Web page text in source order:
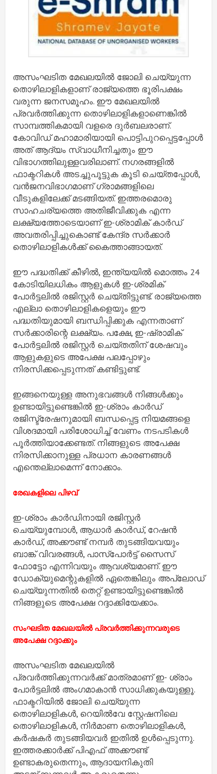
അസംഘടിത മേഖലയിൽ ജോലി ചെയ്യുന്ന
തൊഴിലാളികളാണ് രാജ്യത്തെ ഭൂരിപക്ഷം
വരുന്ന ജനസമൂഹം. ഈ മേഖലയിൽ
പ്രവർത്തിക്കുന്ന തൊഴിലാളികളാണെങ്കിൽ
സാമ്പത്തികമായി വളരെ ദുർബലരാണ്.
കോവിഡ് മഹാമാരിയായി പൊട്ടിപുറപ്പെട്ടപ്പോൾ
അത് ആദ്യം സ്വാധീനിച്ചതും ഈ
വിഭാഗത്തിലുള്ളവരിലാണ്. നഗരങ്ങളിൽ
ഫാക്ടറികൾ അടച്ചുപൂട്ടുക കൂടി ചെയ്തപ്പോൾ,
വൻജനവിഭാഗമാണ് ഗ്രാമങ്ങളിലെ
വീടുകളിലേക്ക് മടങ്ങിയത്. ഇത്തരമൊരു
സാഹചര്യത്തെ അതിജീവിക്കുക എന്ന
ലക്ഷ്യത്തോടെയാണ് ഇ-ശ്രാമിക് കാർഡ്
അവതരിപ്പിച്ചുകൊണ്ട് കേന്ദ്ര സർക്കാർ
തൊഴിലാളികൾക്ക് കൈത്താങ്ങായത്.
ഈ പദ്ധതിക്ക് കീഴിൽ, ഇന്ത്യയിൽ മൊത്തം 24
കോടിയിലധികം ആളുകൾ ഇ-ശ്രമിക്
പോർട്ടലിൽ രജിസ്റ്റർ ചെയ്തിട്ടുണ്ട്. രാജ്യത്തെ
എല്ലാ തൊഴിലാളികളെയും ഈ
പദ്ധതിയുമായി ബന്ധിപ്പിക്കുക എന്നതാണ്
സർക്കാരിന്റെ ലക്ഷ്യം. പക്ഷേ, ഇ-ഷ്രാമിക്
പോർട്ടലിൽ രജിസ്റ്റർ ചെയ്തതിന് ശേഷവും
ആളുകളുടെ അപേക്ഷ പലപ്പോഴും
നിരസിക്കപ്പെടുന്നത് കണ്ടിട്ടുണ്ട്.
ഇങ്ങനെയുള്ള അനുഭവങ്ങൾ നിങ്ങൾക്കും
ഉണ്ടായിട്ടുണ്ടെങ്കിൽ ഇ-ശ്രാം കാർഡ്
രജിസ്ട്രേഷനുമായി ബന്ധപ്പെട്ട നിയമങ്ങളെ
വിശദമായി പരിശോധിച്ച് വേണം നടപടികൾ
പൂർത്തിയാക്കേണ്ടത്. നിങ്ങളുടെ അപേക്ഷ
നിരസിക്കാനുള്ള പ്രധാന കാരണങ്ങൾ
എന്തെല്ലാമെന്ന് നോക്കാം.
രേഖകളിലെ പിഴവ്
ഇ-ശ്രാം കാർഡിനായി രജിസ്റ്റർ
ചെയ്യുമ്പോൾ, ആധാർ കാർഡ്, റേഷൻ
കാർഡ്, അക്കൗണ്ട് നമ്പർ തുടങ്ങിയവയും
ബാങ്ക് വിവരങ്ങൾ, പാസ്‌പോർട്ട് സൈസ്
ഫോട്ടോ എന്നിവയും ആവശ്യമാണ്. ഈ
ഡോക്യുമെന്റുകളിൽ ഏതെങ്കിലും അപ്‌ലോഡ്
ചെയ്യുന്നതിൽ തെറ്റ് ഉണ്ടായിട്ടുണ്ടെങ്കിൽ
നിങ്ങളുടെ അപേക്ഷ റദ്ദാക്കിയേക്കാം.
സംഘടിത മേഖലയിൽ പ്രവർത്തിക്കുന്നവരുടെ
അപേക്ഷ റദ്ദാക്കും
അസംഘടിത മേഖലയിൽ
പ്രവർത്തിക്കുന്നവർക്ക് മാത്രമാണ് ഇ- ശ്രാം
പോർട്ടലിൽ അംഗമാകാൻ സാധിക്കുകയുള്ളൂ.
ഫാക്ടറിയിൽ ജോലി ചെയ്യുന്ന
തൊഴിലാളികൾ, റെയിൽവേ സ്റ്റേഷനിലെ
തൊഴിലാളികൾ, നിർമാണ തൊഴിലാളികൾ,
കർഷകർ തുടങ്ങിയവർ ഇതിൽ ഉൾപ്പെടുന്നു.
ഇത്തരക്കാർക്ക് പിഎഫ് അക്കൗണ്ട്
ഉണ്ടാകരുതെന്നും, ആദായനികുതി